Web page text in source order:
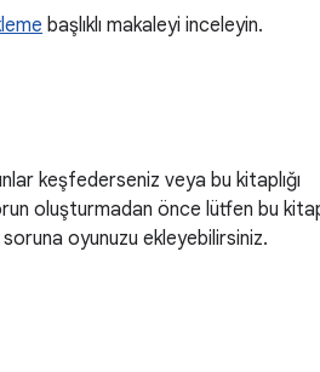
başlıklı makaleyi inceleyin.
keşfederseniz veya bu kitaplığı
oluşturmadan önce lütfen bu
oyunuzu ekleyebilirsiniz.